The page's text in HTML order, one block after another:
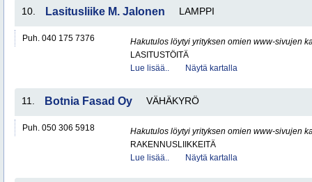
10. Lasitusliike M. Jalonen LAMPPI
Puh. 040 175 7376
Hakutulos löytyi yrityksen omien www-sivujen
LASITUSTÖITÄ
Lue lisää..
Näytä kartalla
11. Botnia Fasad Oy VÄHÄKYRÖ
Puh. 050 306 5918
Hakutulos löytyi yrityksen omien www-sivujen
RAKENNUSLIIKKEITÄ
Lue lisää..
Näytä kartalla